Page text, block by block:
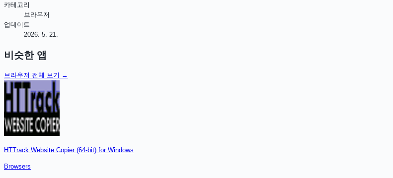
카테고리
브라우저
업데이트
2026. 5. 21.
비슷한 앱
브라우저 전체 보기 →
HTTrack Website Copier (64-bit) for Windows
Browsers